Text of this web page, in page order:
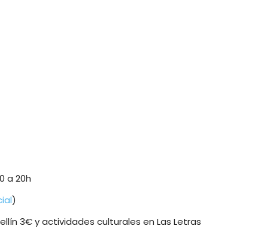
a 20h
)
3€ y actividades culturales en Las Letras